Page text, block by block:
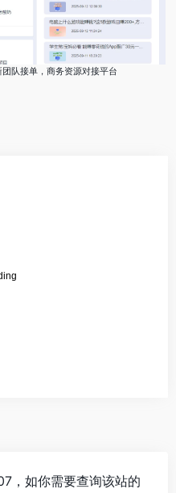
队接单，商务资源对接平台
，如你需要查询该站的